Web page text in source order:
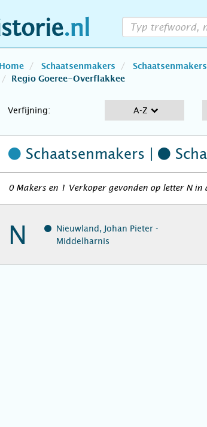
Home Schaatsenmakers
Regio Goeree-Overflakkee
Verfijning: A-Z
Schaatsenmakers |
0 Makers en 1 Verkoper gevonden op letter N in
N
Nieuwland, Johan Pieter -
Middelharnis